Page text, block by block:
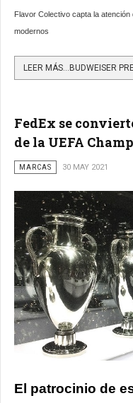
Flavor Colectivo capta la
modernos
FedEx se
de la UEFA
MARCAS 30 MAY 2021
El patrocinio de